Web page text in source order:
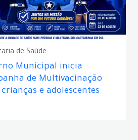
de Saúde
Municipal inicia
de Multivacinação
e adolescentes